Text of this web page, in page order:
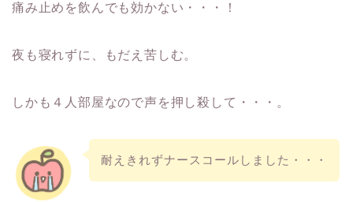
痛み止めを飲んでも効かない・・・！
夜も寝れずに、もだえ苦しむ。
しかも４人部屋なので声を押し殺して・・・。
耐えきれずナースコールしました・・・